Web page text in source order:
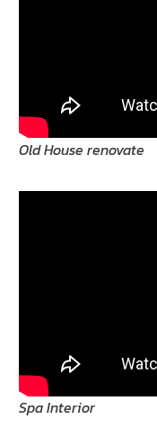
Old House renovate
Spa Interior